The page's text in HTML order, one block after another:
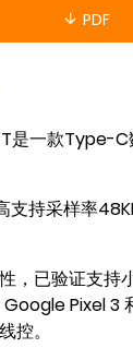
PDF
是一款Type-C
支持采样率
，已验证支持
Pixel 3
控。